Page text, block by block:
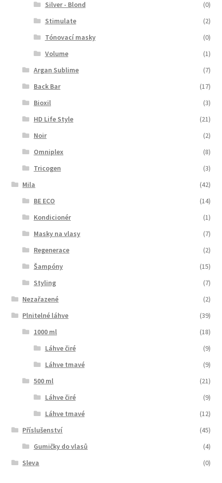
Silver - Blond
(0)
Stimulate
(2)
Tónovací masky
(0)
Volume
(1)
Argan Sublime
(7)
Back Bar
(17)
Bioxil
(3)
HD Life Style
(21)
Noir
(2)
Omniplex
(8)
Tricogen
(3)
Mila
(42)
BE ECO
(14)
Kondicionér
(1)
Masky na vlasy
(7)
Regenerace
(2)
Šampóny
(15)
Styling
(7)
Nezařazené
(2)
Plnitelné láhve
(39)
1000 ml
(18)
Láhve čiré
(9)
Láhve tmavé
(9)
500 ml
(21)
Láhve čiré
(9)
Láhve tmavé
(12)
Příslušenství
(45)
Gumičky do vlasů
(4)
Sleva
(0)